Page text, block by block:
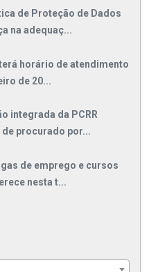
de Proteção de Dados
na adequaç...
horário de atendimento
de 20...
integrada da PCRR
procurado por...
de emprego e cursos
nesta t...